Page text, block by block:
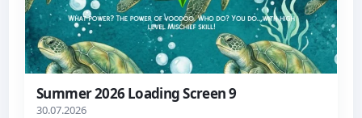
Summer 2026 Loading Screen 9
30.07.2026